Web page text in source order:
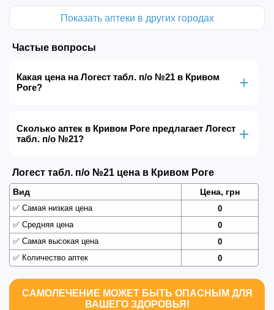
Показать аптеки в других городах
Частые вопросы
Какая цена на Логест табл. п/о №21 в Кривом
Роге?
Сколько аптек в Кривом Роге предлагает Логест
табл. п/о №21?
Логест табл. п/о №21 цена в Кривом Роге
Вид Цена, грн
✅ Самая низкая цена
0
✅ Средняя цена
0
✅ Самая высокая цена
0
✅ Количество аптек 0
САМОЛЕЧЕНИЕ МОЖЕТ БЫТЬ ОПАСНЫМ ДЛЯ
ВАШЕГО ЗДОРОВЬЯ!